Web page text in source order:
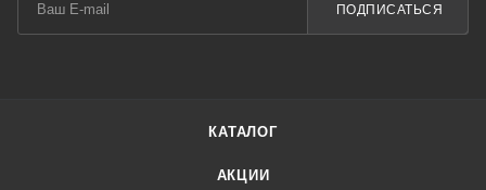
ПОДПИСАТЬСЯ
КАТАЛОГ
АКЦИИ